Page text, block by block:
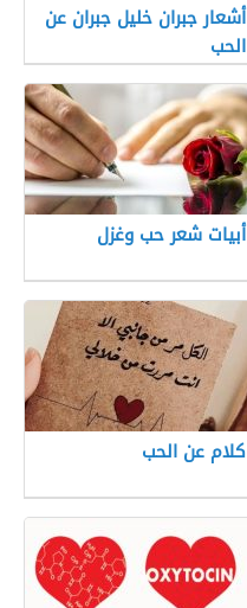
أشعار جبران خليل جبران عن
الحب
أبيات شعر حب وغزل
كلام عن الحب